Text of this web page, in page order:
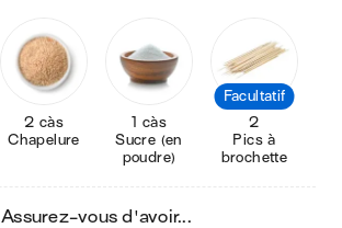
2 càs
Chapelure
1 càs
Sucre (en
poudre)
Facultatif
2
Pics à
brochette
Assurez-vous d'avoir...